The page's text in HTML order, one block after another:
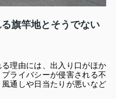
旗竿地とそうでない
理由には、出入り口がほか
ライバシーが侵害される不
通しや日当たりが悪いなど